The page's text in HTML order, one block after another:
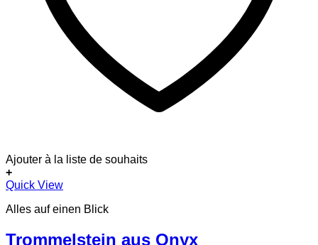
Ajouter à la liste de souhaits
+
Quick View
Alles auf einen Blick
Trommelstein aus Onyx